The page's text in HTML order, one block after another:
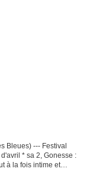
Bleues) --- Festival
* sa 2, Gonesse :
à la fois intime et